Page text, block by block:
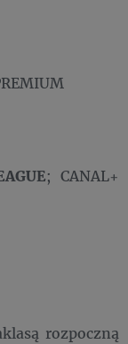
; CANAL+
rozpoczną